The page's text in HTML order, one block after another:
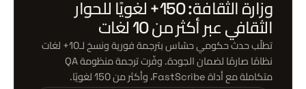
وزارة الثقافة: 150+ لغويًا للحوار
الثقافي عبر أكثر من 10 لغات
تطلّب حدث حكومي حسّاس بترجمة فورية ونسخ لـ10+ لغات
نظامًا صارمًا لضمان الجودة. وفّرت ترجمة منظومة QA
متكاملة مع أداة FastScribe، وأكثر من 150 لغويًا.